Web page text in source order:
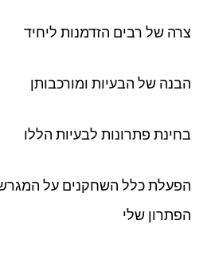
צרה של רבים הזדמנות ליחיד
הבנה של הבעיות ומורכבותן
בחינת פתרונות לבעיות הללו
הפעלת כלל השחקנים על
הפתרון שלי